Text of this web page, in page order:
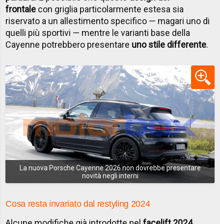
frontale con griglia particolarmente estesa sia
riservato a un allestimento specifico — magari uno di
quelli più sportivi — mentre le varianti base della
Cayenne potrebbero presentare uno stile differente.
La nuova Porsche Cayenne 2026 non dovrebbe presentare
novità negli interni
Cosa resta invariato dal restyling 2024